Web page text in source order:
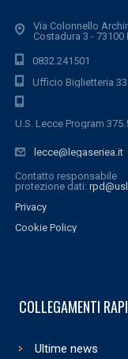
Via Colonnello
Costadura 3 - 73100
0832.241501
Ufficio Biglietteria
U.S. Lecce Program
lecce@legaseriea.it
Contatto responsabile
protezione dati:
Privacy
Cookie Policy
COLLEGAMENTI
Ultime news